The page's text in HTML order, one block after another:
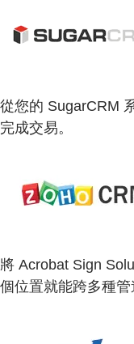
從您的 SugarCRM
完成交易。
將 Acrobat Sign
個位置就能跨多種管